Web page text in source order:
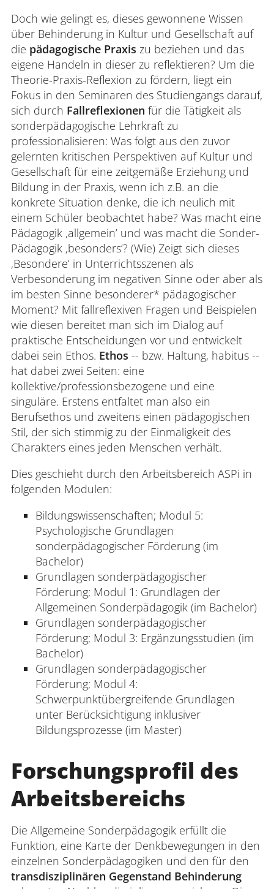
Doch wie gelingt es, dieses gewonnene Wissen
über Behinderung in Kultur und Gesellschaft auf
die pädagogische Praxis zu beziehen und das
eigene Handeln in dieser zu reflektieren? Um die
Theorie-Praxis-Reflexion zu fördern, liegt ein
Fokus in den Seminaren des Studiengangs darauf,
sich durch Fallreflexionen für die Tätigkeit als
sonderpädagogische Lehrkraft zu
professionalisieren: Was folgt aus den zuvor
gelernten kritischen Perspektiven auf Kultur und
Gesellschaft für eine zeitgemäße Erziehung und
Bildung in der Praxis, wenn ich z.B. an die
konkrete Situation denke, die ich neulich mit
einem Schüler beobachtet habe? Was macht eine
Pädagogik ‚allgemein’ und was macht die Sonder-
Pädagogik ‚besonders’? (Wie) Zeigt sich dieses
‚Besondere‘ in Unterrichtsszenen als
Verbesonderung im negativen Sinne oder aber als
im besten Sinne besonderer* pädagogischer
Moment? Mit fallreflexiven Fragen und Beispielen
wie diesen bereitet man sich im Dialog auf
praktische Entscheidungen vor und entwickelt
dabei sein Ethos. Ethos -- bzw. Haltung, habitus --
hat dabei zwei Seiten: eine
kollektive/professionsbezogene und eine
singuläre. Erstens entfaltet man also ein
Berufsethos und zweitens einen pädagogischen
Stil, der sich stimmig zu der Einmaligkeit des
Charakters eines jeden Menschen verhält.
Dies geschieht durch den Arbeitsbereich ASPi in
folgenden Modulen:
Bildungswissenschaften; Modul 5:
Psychologische Grundlagen
sonderpädagogischer Förderung (im
Bachelor)
Grundlagen sonderpädagogischer
Förderung; Modul 1: Grundlagen der
Allgemeinen Sonderpädagogik (im Bachelor)
Grundlagen sonderpädagogischer
Förderung; Modul 3: Ergänzungsstudien (im
Bachelor)
Grundlagen sonderpädagogischer
Förderung; Modul 4:
Schwerpunktübergreifende Grundlagen
unter Berücksichtigung inklusiver
Bildungsprozesse (im Master)
Forschungsprofil des
Arbeitsbereichs
Die Allgemeine Sonderpädagogik erfüllt die
Funktion, eine Karte der Denkbewegungen in den
einzelnen Sonderpädagogiken und den für den
transdisziplinären Gegenstand Behinderung